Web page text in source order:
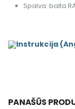
Spalva: balta
Instrukcija
PANAŠŪS